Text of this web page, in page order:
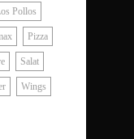
Pollos
Pizza
Salat
Wings